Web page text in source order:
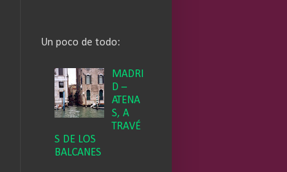
Un poco de todo:
MADRI
D –
ATENA
S, A
TRAVÉ
S DE LOS
BALCANES